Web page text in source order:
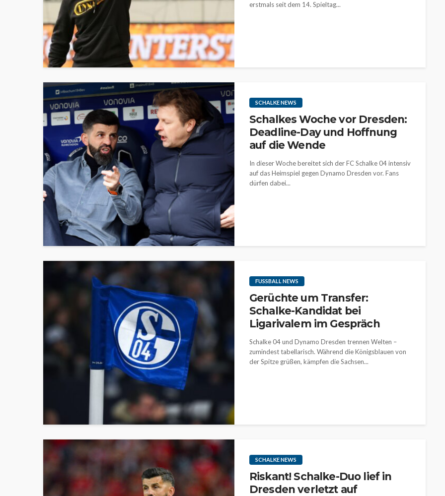
erstmals seit dem 14. Spieltag...
SCHALKE NEWS
Schalkes Woche vor Dresden:
Deadline-Day und Hoffnung
auf die Wende
In dieser Woche bereitet sich der FC Schalke 04 intensiv
auf das Heimspiel gegen Dynamo Dresden vor. Fans
dürfen dabei...
FUSSBALL NEWS
Gerüchte um Transfer:
Schalke-Kandidat bei
Ligarivalem im Gespräch
Schalke 04 und Dynamo Dresden trennen Welten –
zumindest tabellarisch. Während die Königsblauen von
der Spitze grüßen, kämpfen die Sachsen...
SCHALKE NEWS
Riskant! Schalke-Duo lief in
Dresden verletzt auf